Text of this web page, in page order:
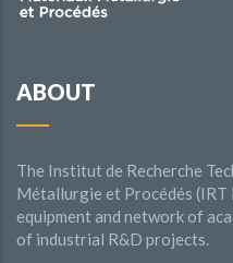
ABOUT
The Institut de Recherche
Métallurgie et Procédés (IRT
equipment and network of
of industrial R&D projects.